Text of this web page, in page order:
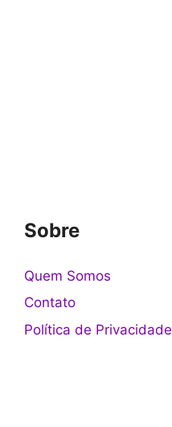
Sobre
Quem Somos
Contato
Política de Privacidade